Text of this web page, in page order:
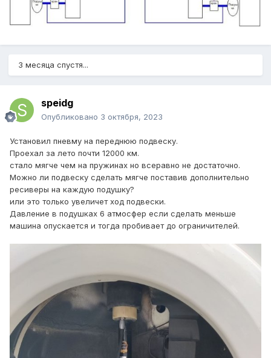
3 месяца спустя...
speidg
Опубликовано 3 октября, 2023
Установил пневму на переднюю подвеску.
Проехал за лето почти 12000 км.
стало мягче чем на пружинах но всеравно не достаточно.
Можно ли подвеску сделать мягче поставив дополнительно
ресиверы на каждую подушку?
или это только увеличет ход подвески.
Давление в подушках 6 атмосфер если сделать меньше
машина опускается и тогда пробивает до ограничителей.